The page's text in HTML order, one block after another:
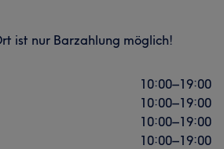
ist nur Barzahlung möglich!
10:00–19:00
10:00–19:00
10:00–19:00
10:00–19:00